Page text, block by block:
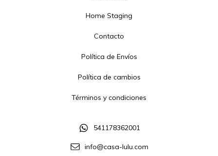
Home Staging
Contacto
Política de Envíos
Política de cambios
Términos y condiciones
541178362001
info@casa-lulu.com